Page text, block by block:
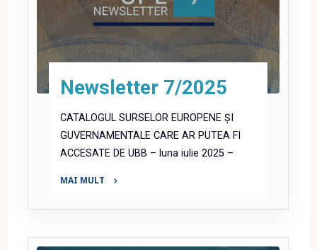
Newsletter 7/2025
CATALOGUL SURSELOR EUROPENE ȘI
GUVERNAMENTALE CARE AR PUTEA FI
ACCESATE DE UBB – luna iulie 2025 –
MAI MULT
7/2025"